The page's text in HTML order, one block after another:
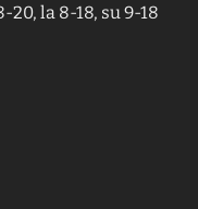
la 8-18, su 9-18